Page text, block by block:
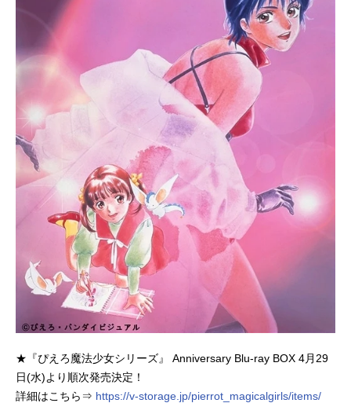
★『ぴえろ魔法少女シリーズ』 Anniversary Blu-ray BOX 4月29
日(水)より順次発売決定！
詳細はこちら⇒ https://v-storage.jp/pierrot_magicalgirls/items/